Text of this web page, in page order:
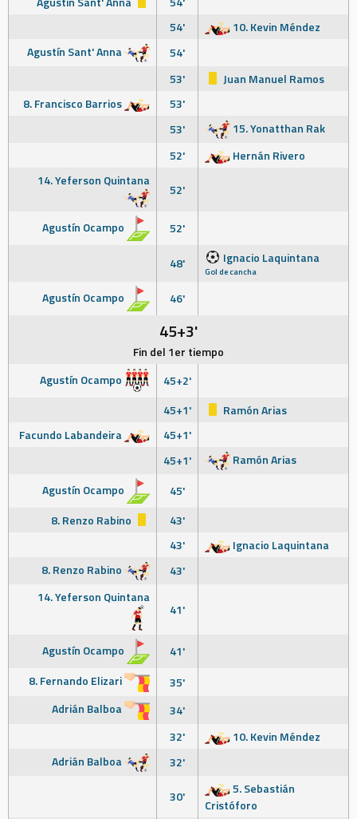
54'
10. Kevin Méndez
Agustín Sant' Anna
54'
53'
Juan Manuel Ramos
8. Francisco Barrios
53'
53'
15. Yonatthan Rak
52'
Hernán Rivero
14. Yeferson Quintana
52'
Agustín Ocampo 52'
48' Ignacio Laquintana
Gol de cancha
Agustín Ocampo 46'
45+3'
Fin del 1er tiempo
Agustín Ocampo
45+2'
45+1'
Ramón Arias
Facundo Labandeira
45+1'
45+1'
Ramón Arias
Agustín Ocampo
45'
8. Renzo Rabino
43'
43'
Ignacio Laquintana
8. Renzo Rabino
43'
14. Yeferson Quintana
41'
Agustín Ocampo
41'
8. Fernando Elizari
35'
Adrián Balboa
34'
32'
10. Kevin Méndez
Adrián Balboa
32'
30'
5. Sebastián
Cristóforo